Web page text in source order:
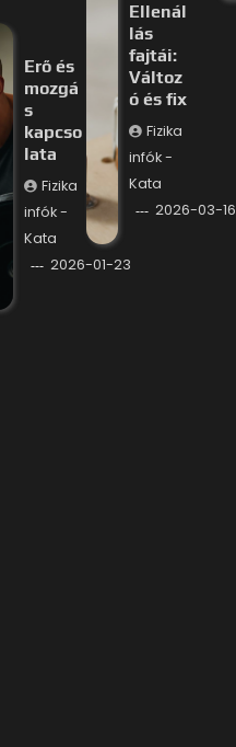
Erő és
mozgá
s
kapcso
lata
Fizika
infók -
Kata
2026-01-23
Ellenál
lás
fajtái:
Változ
ó és fix
Fizika
infók -
Kata
2026-03-16